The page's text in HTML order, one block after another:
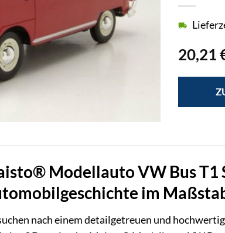
20,21
Modellauto VW Bus T1
im
nach einem detailgetreuen und